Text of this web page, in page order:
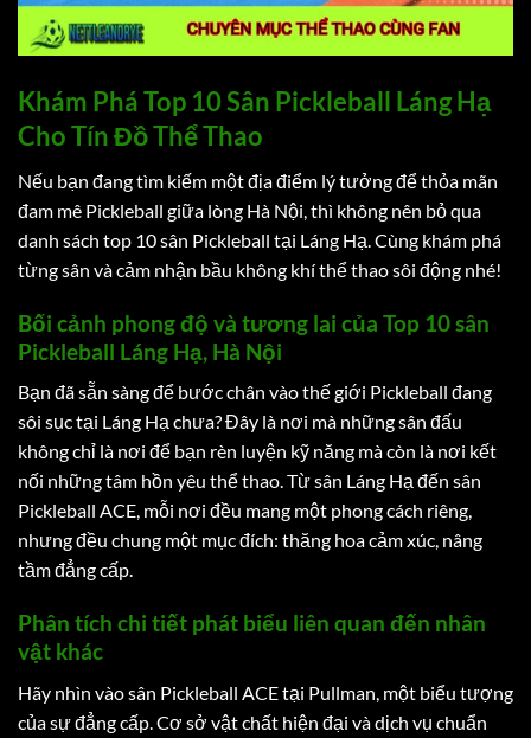
Khám Phá Top 10 Sân Pickleball Láng Hạ
Cho Tín Đồ Thể Thao
Nếu bạn đang tìm kiếm một địa điểm lý tưởng để thỏa mãn
đam mê Pickleball giữa lòng Hà Nội, thì không nên bỏ qua
danh sách top 10 sân Pickleball tại Láng Hạ. Cùng khám phá
từng sân và cảm nhận bầu không khí thể thao sôi động nhé!
Bối cảnh phong độ và tương lai của Top 10 sân
Pickleball Láng Hạ, Hà Nội
Bạn đã sẵn sàng để bước chân vào thế giới Pickleball đang
sôi sục tại Láng Hạ chưa? Đây là nơi mà những sân đấu
không chỉ là nơi để bạn rèn luyện kỹ năng mà còn là nơi kết
nối những tâm hồn yêu thể thao. Từ sân Láng Hạ đến sân
Pickleball ACE, mỗi nơi đều mang một phong cách riêng,
nhưng đều chung một mục đích: thăng hoa cảm xúc, nâng
tầm đẳng cấp.
Phân tích chi tiết phát biểu liên quan đến nhân
vật khác
Hãy nhìn vào sân Pickleball ACE tại Pullman, một biểu tượng
của sự đẳng cấp. Cơ sở vật chất hiện đại và dịch vụ chuẩn